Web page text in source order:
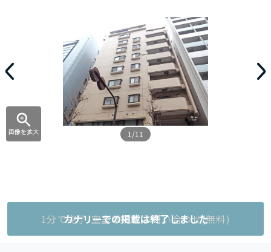
画像を拡大 1/11
1分で完了!空室状況をお問い合わせ(無料)
カナリーでの掲載は終了しました